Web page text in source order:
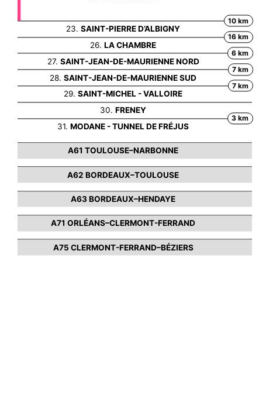
10 km
23.SAINT-PIERRE D’ALBIGNY
16 km
26.LA CHAMBRE
6 km
27. SAINT-JEAN-DE-MAURIENNE NORD
7 km
28.SAINT-JEAN-DE-MAURIENNE SUD
7 km
29.SAINT-MICHEL - VALLOIRE
30.FRENEY
3 km
31.MODANE - TUNNEL DE FRÉJUS
A61 TOULOUSE–NARBONNE
A62 BORDEAUX–TOULOUSE
A63 BORDEAUX–HENDAYE
A71 ORLÉANS–CLERMONT-FERRAND
A75 CLERMONT-FERRAND–BÉZIERS